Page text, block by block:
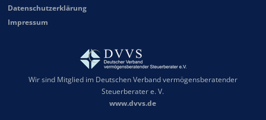
Datenschutzerklärung
Impressum
Wir sind Mitglied im Deutschen Verband vermögensberatender
Steuerberater e. V.
www.dvvs.de